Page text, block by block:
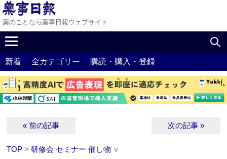
薬のことなら薬事日報ウェブサイト
新着 全カテゴリー 購読・購入・登録
« 前の記事 次の記事 »
TOP >研修会 セミナー 催し物 ∨